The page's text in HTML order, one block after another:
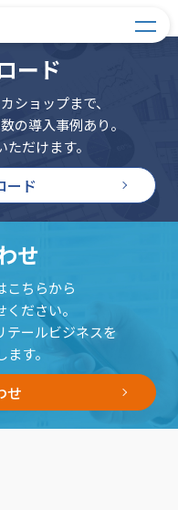
ード
ショップまで、
の導入事例あり。
だけます。
ード
せ
こちらから
ださい。
テールビジネスを
す。
せ